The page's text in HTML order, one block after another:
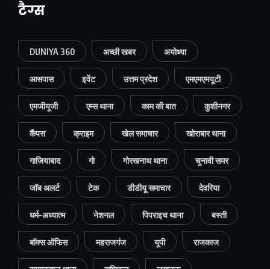
टैग्स
DUNIYA 360 अच्छी खबर अयोध्या
आसपास इवेंट उत्तम प्रदेश एमएमएमयूटी
एमजीयूजी एम्स थाना काम की बात कुशीनगर
कैंपस क्राइम खेल समाचार खोराबार थाना
गाजियाबाद गो गोरखनाथ थाना चुनावी समर
जॉब अलर्ट टेक डीडीयू समाचार देवरिया
धर्म-अध्यात्म नेशनल पिपराइच थाना बस्ती
बॉक्स ऑफिस महराजगंज यूपी राजकाज